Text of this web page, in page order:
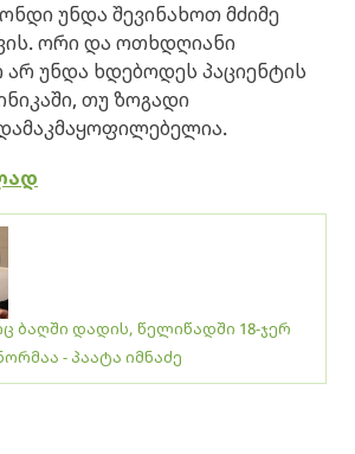
უნდა შევინახოთ მძიმე
ორი და ოთხდღიანი
არ უნდა ხდებოდეს პაციენტის
თუ ზოგადი
ბაღში დადის, წელიწადში 18-ჯერ
- პაატა იმნაძე